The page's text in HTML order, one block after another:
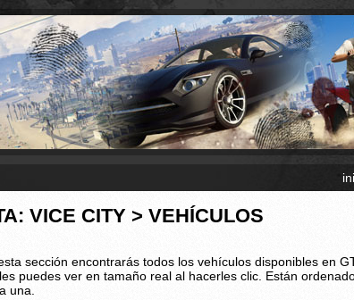
VICE CITY > VEHÍCULOS
sección encontrarás todos los vehículos disponibles en
puedes ver en tamaño real al hacerles clic. Están
una.